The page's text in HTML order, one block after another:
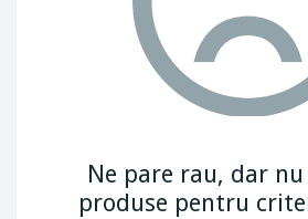
Ne pare rau, dar
produse pentru